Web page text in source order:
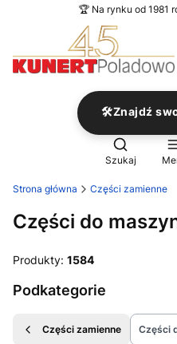
🏆 Na rynku od 1981
🛠️Znajdź
Otwórz
Szukaj
Strona główna Części zamienne
Części do
Produkty: 1584
Podkategorie
Części zamienne Części